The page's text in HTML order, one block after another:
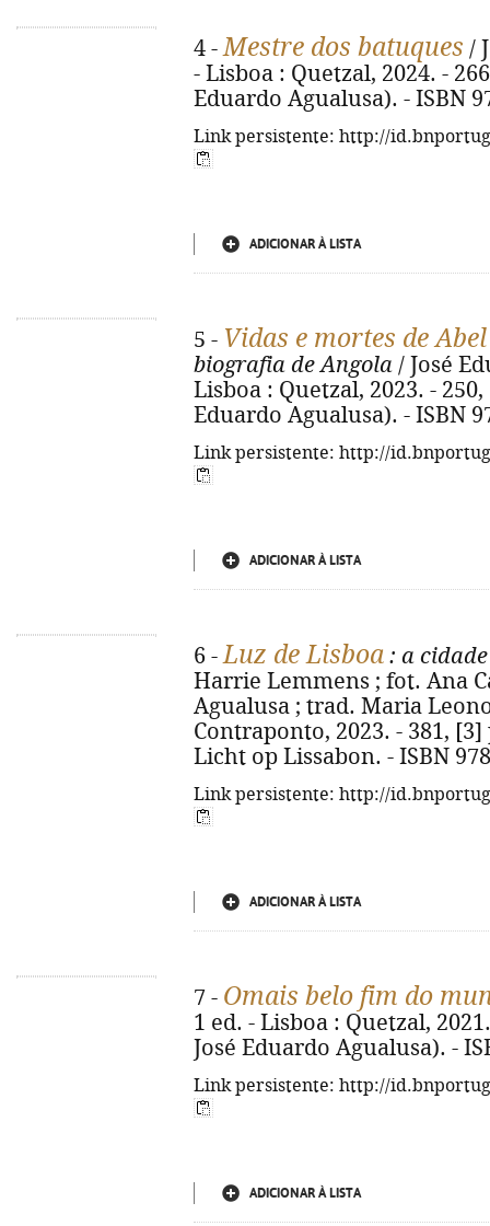
4 -Mestre dos batuques /
- Lisboa : Quetzal, 2024. -
Eduardo Agualusa). - ISBN
Link persistente: http://
ADICIONAR À LISTA
5 - Vidas e mortes de
biografia de Angola / José
Lisboa : Quetzal, 2023. -
Eduardo Agualusa). - ISBN
Link persistente: http://
ADICIONAR À LISTA
6 -Luz de Lisboa : a
Harrie Lemmens ; fot. Ana
Agualusa ; trad. Maria
Contraponto, 2023. - 381,
Licht op Lissabon. - ISBN
Link persistente: http://
ADICIONAR À LISTA
7 - Omais belo fim do
1 ed. - Lisboa : Quetzal,
José Eduardo Agualusa). -
Link persistente: http://
ADICIONAR À LISTA